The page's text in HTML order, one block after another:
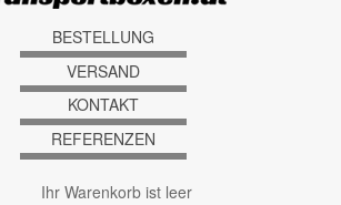
BESTELLUNG
VERSAND
KONTAKT
REFERENZEN
Ihr Warenkorb ist leer